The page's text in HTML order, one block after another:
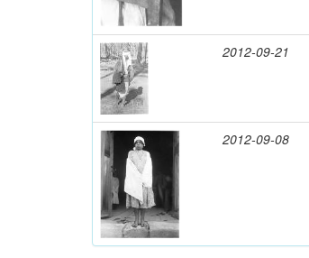
2012-09-21
2012-09-08